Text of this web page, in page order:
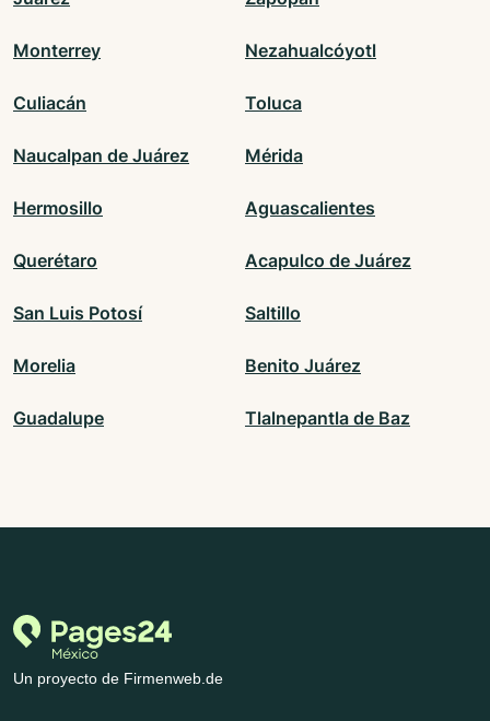
Monterrey Nezahualcóyotl
Culiacán Toluca
Naucalpan de Juárez Mérida
Hermosillo Aguascalientes
Querétaro Acapulco de Juárez
San Luis Potosí Saltillo
Morelia Benito Juárez
Guadalupe Tlalnepantla de Baz
Un proyecto de Firmenweb.de